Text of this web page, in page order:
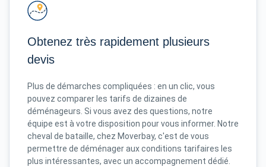
Obtenez très rapidement plusieurs
devis
Plus de démarches compliquées : en un clic, vous
pouvez comparer les tarifs de dizaines de
déménageurs. Si vous avez des questions, notre
équipe est à votre disposition pour vous informer. Notre
cheval de bataille, chez Moverbay, c'est de vous
permettre de déménager aux conditions tarifaires les
plus intéressantes, avec un accompagnement dédié.